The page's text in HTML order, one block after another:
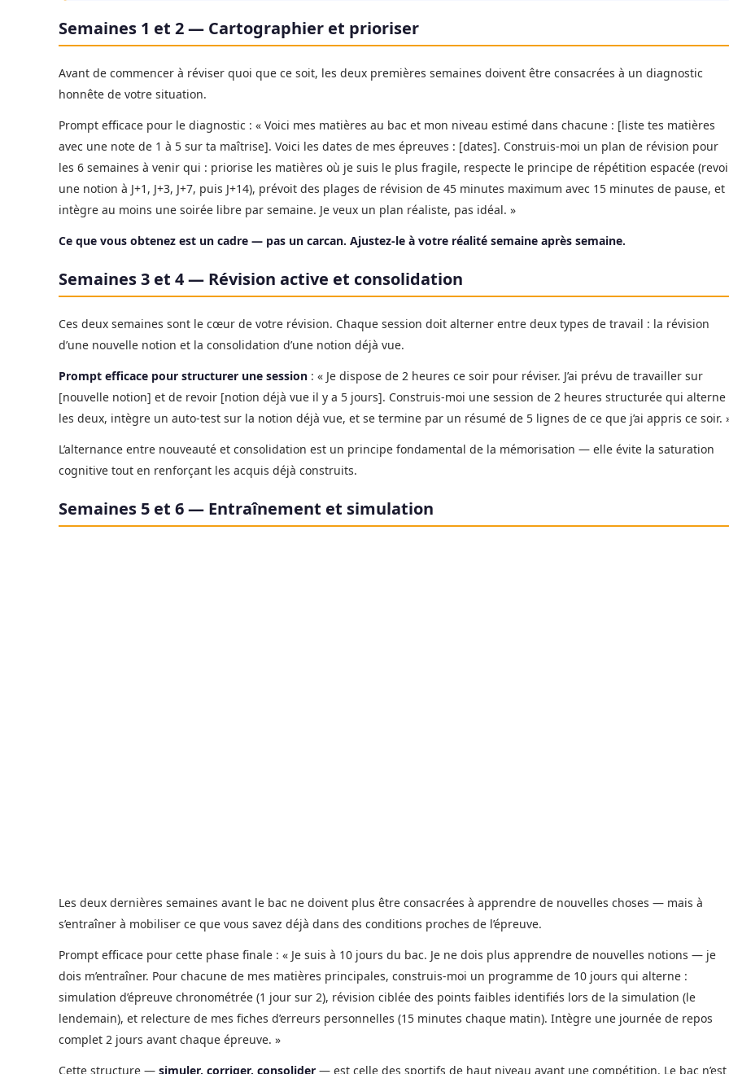
Semaines 1 et 2 — Cartographier et prioriser
Avant de commencer à réviser quoi que ce soit, les deux premières semaines doivent être consacrées à un diagnostic
honnête de votre situation.
Prompt efficace pour le diagnostic : « Voici mes matières au bac et mon niveau estimé dans chacune : [liste tes matières
avec une note de 1 à 5 sur ta maîtrise]. Voici les dates de mes épreuves : [dates]. Construis-moi un plan de révision pour
les 6 semaines à venir qui : priorise les matières où je suis le plus fragile, respecte le principe de répétition espacée
une notion à J+1, J+3, J+7, puis J+14), prévoit des plages de révision de 45 minutes maximum avec 15 minutes de pause, et
intègre au moins une soirée libre par semaine. Je veux un plan réaliste, pas idéal. »
Ce que vous obtenez est un cadre — pas un carcan. Ajustez-le à votre réalité semaine après semaine.
Semaines 3 et 4 — Révision active et consolidation
Ces deux semaines sont le cœur de votre révision. Chaque session doit alterner entre deux types de travail : la révision
d’une nouvelle notion et la consolidation d’une notion déjà vue.
Prompt efficace pour structurer une session : « Je dispose de 2 heures ce soir pour réviser. J’ai prévu de travailler sur
[nouvelle notion] et de revoir [notion déjà vue il y a 5 jours]. Construis-moi une session de 2 heures structurée qui alterne
les deux, intègre un auto-test sur la notion déjà vue, et se termine par un résumé de 5 lignes de ce que j’ai appris ce soir.
L’alternance entre nouveauté et consolidation est un principe fondamental de la mémorisation — elle évite la saturation
cognitive tout en renforçant les acquis déjà construits.
Semaines 5 et 6 — Entraînement et simulation
Les deux dernières semaines avant le bac ne doivent plus être consacrées à apprendre de nouvelles choses — mais à
s’entraîner à mobiliser ce que vous savez déjà dans des conditions proches de l’épreuve.
Prompt efficace pour cette phase finale : « Je suis à 10 jours du bac. Je ne dois plus apprendre de nouvelles notions — je
dois m’entraîner. Pour chacune de mes matières principales, construis-moi un programme de 10 jours qui alterne :
simulation d’épreuve chronométrée (1 jour sur 2), révision ciblée des points faibles identifiés lors de la simulation (le
lendemain), et relecture de mes fiches d’erreurs personnelles (15 minutes chaque matin). Intègre une journée de repos
complet 2 jours avant chaque épreuve. »
Cette structure — simuler, corriger, consolider — est celle des sportifs de haut niveau avant une compétition. Le bac n’est